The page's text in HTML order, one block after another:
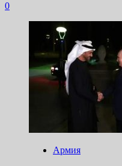
0
Армия